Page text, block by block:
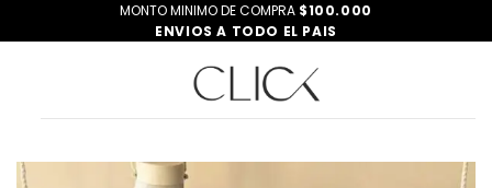
al
MONTO MINIMO DE COMPRA $100.000
ENVIOS A TODO EL PAIS